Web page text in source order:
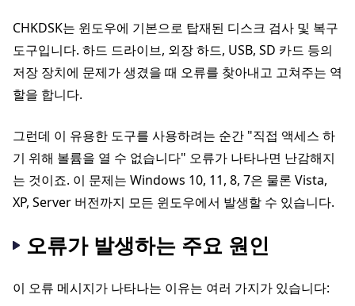
CHKDSK는 윈도우에 기본으로 탑재된 디스크 검사 및 복구
도구입니다. 하드 드라이브, 외장 하드, USB, SD 카드 등의
저장 장치에 문제가 생겼을 때 오류를 찾아내고 고쳐주는 역
할을 합니다.
그런데 이 유용한 도구를 사용하려는 순간 "직접 액세스 하
기 위해 볼륨을 열 수 없습니다" 오류가 나타나면 난감해지
는 것이죠. 이 문제는 Windows 10, 11, 8, 7은 물론 Vista,
XP, Server 버전까지 모든 윈도우에서 발생할 수 있습니다.
오류가 발생하는 주요 원인
이 오류 메시지가 나타나는 이유는 여러 가지가 있습니다: